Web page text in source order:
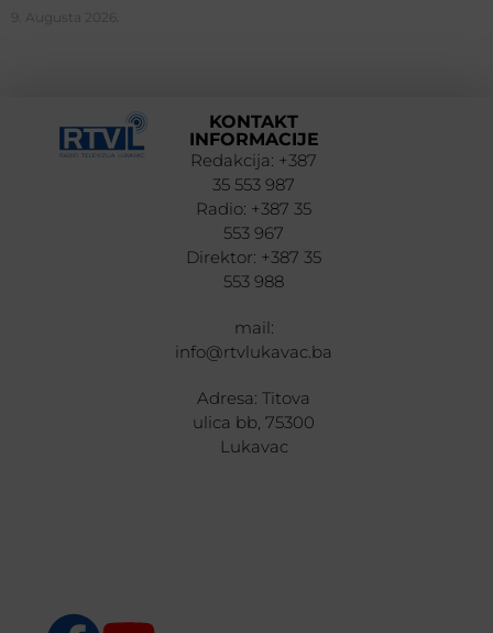
9. Augusta 2026.
KONTAKT
INFORMACIJE
Redakcija: +387
35 553 987
Radio: +387 35
553 967
Direktor: +387 35
553 988
mail:
info@rtvlukavac.ba
Adresa: Titova
ulica bb, 75300
Lukavac